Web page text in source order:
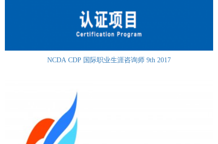
NCDA CDP 国际职业生涯咨询师 9th 2017